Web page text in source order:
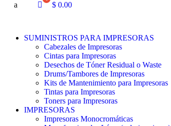
a $ 0.00
SUMINISTROS PARA IMPRESORAS
Cabezales de Impresoras
Cintas para Impresoras
Desechos de Tóner Residual o Waste
Drums/Tambores de Impresoras
Kits de Mantenimiento para Impresoras
Tintas para Impresoras
Toners para Impresoras
IMPRESORAS
Impresoras Monocromáticas